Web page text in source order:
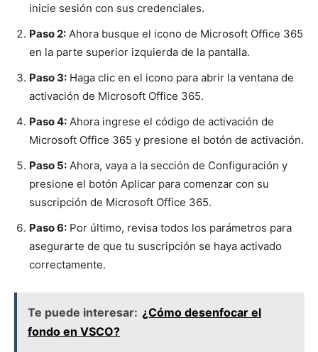
inicie sesión con sus credenciales.
Paso 2: Ahora busque el icono de Microsoft Office 365
en la parte superior izquierda de la pantalla.
Paso 3: Haga clic en el icono para abrir la ventana de
activación de Microsoft Office 365.
Paso 4: Ahora ingrese el código de activación de
Microsoft Office 365 y presione el botón de activación.
Paso 5: Ahora, vaya a la sección de Configuración y
presione el botón Aplicar para comenzar con su
suscripción de Microsoft Office 365.
Paso 6: Por último, revisa todos los parámetros para
asegurarte de que tu suscripción se haya activado
correctamente.
Te puede interesar: ¿Cómo desenfocar el
fondo en VSCO?